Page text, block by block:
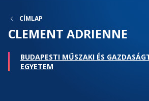
CÍMLAP
CLEMENT ADRIENNE
BUDAPESTI MŰSZAKI ÉS
EGYETEM